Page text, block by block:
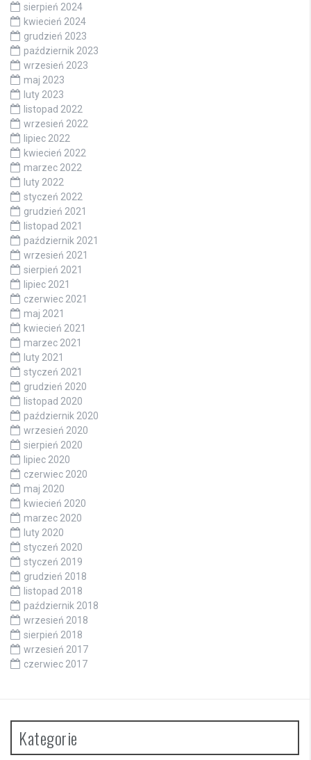
sierpień 2024
kwiecień 2024
grudzień 2023
październik 2023
wrzesień 2023
maj 2023
luty 2023
listopad 2022
wrzesień 2022
lipiec 2022
kwiecień 2022
marzec 2022
luty 2022
styczeń 2022
grudzień 2021
listopad 2021
październik 2021
wrzesień 2021
sierpień 2021
lipiec 2021
czerwiec 2021
maj 2021
kwiecień 2021
marzec 2021
luty 2021
styczeń 2021
grudzień 2020
listopad 2020
październik 2020
wrzesień 2020
sierpień 2020
lipiec 2020
czerwiec 2020
maj 2020
kwiecień 2020
marzec 2020
luty 2020
styczeń 2020
styczeń 2019
grudzień 2018
listopad 2018
październik 2018
wrzesień 2018
sierpień 2018
wrzesień 2017
czerwiec 2017
Kategorie